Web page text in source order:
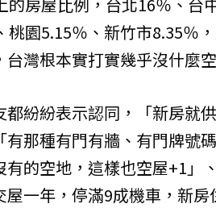
桃園5.15％、新竹市8.35％
台灣根本實打實幾乎沒什麼
都紛紛表示認同，「新房就
有那種有門有牆、有門牌號
有的空地，這樣也空屋+1」
屋一年，停滿9成機車，新